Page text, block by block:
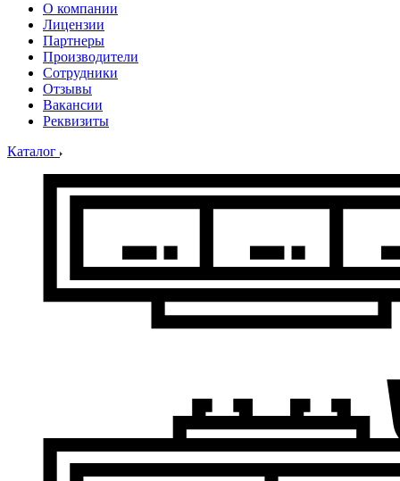
О компании
Лицензии
Партнеры
Производители
Сотрудники
Отзывы
Вакансии
Реквизиты
Каталог